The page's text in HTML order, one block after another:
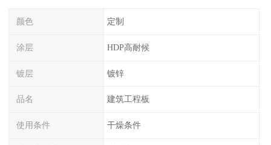
颜色 定制
涂层 HDP高耐候
镀层 镀锌
品名 建筑工程板
使用条件 干燥条件